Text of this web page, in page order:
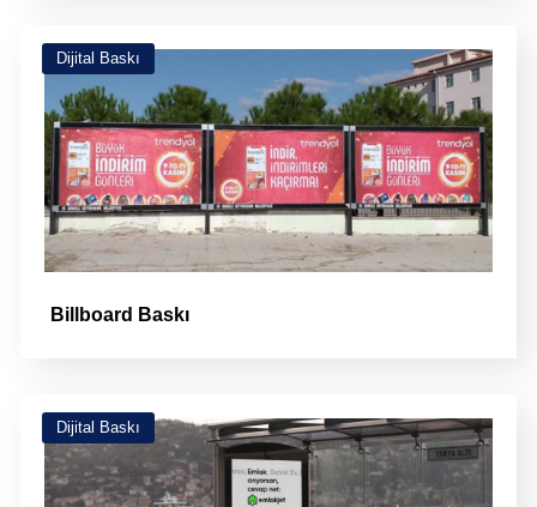
Dijital Baskı
Billboard Baskı
Dijital Baskı